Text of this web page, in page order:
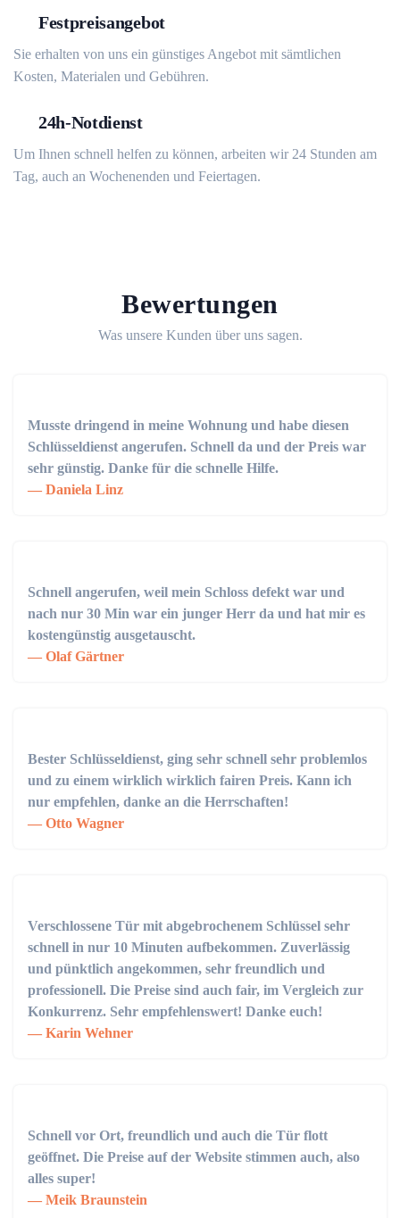
Festpreisangebot
Sie erhalten von uns ein günstiges Angebot mit sämtlichen
Kosten, Materialen und Gebühren.
24h-Notdienst
Um Ihnen schnell helfen zu können, arbeiten wir 24 Stunden am
Tag, auch an Wochenenden und Feiertagen.
Bewertungen
Was unsere Kunden über uns sagen.
Musste dringend in meine Wohnung und habe diesen
Schlüsseldienst angerufen. Schnell da und der Preis war
sehr günstig. Danke für die schnelle Hilfe.
Daniela Linz
Schnell angerufen, weil mein Schloss defekt war und
nach nur 30 Min war ein junger Herr da und hat mir es
kostengünstig ausgetauscht.
Olaf Gärtner
Bester Schlüsseldienst, ging sehr schnell sehr problemlos
und zu einem wirklich wirklich fairen Preis. Kann ich
nur empfehlen, danke an die Herrschaften!
Otto Wagner
Verschlossene Tür mit abgebrochenem Schlüssel sehr
schnell in nur 10 Minuten aufbekommen. Zuverlässig
und pünktlich angekommen, sehr freundlich und
professionell. Die Preise sind auch fair, im Vergleich zur
Konkurrenz. Sehr empfehlenswert! Danke euch!
Karin Wehner
Schnell vor Ort, freundlich und auch die Tür flott
geöffnet. Die Preise auf der Website stimmen auch, also
alles super!
Meik Braunstein